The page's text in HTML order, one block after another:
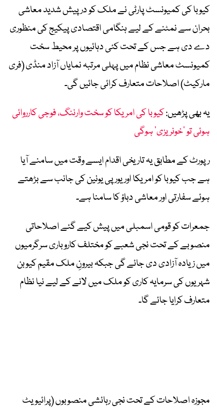
کیوبا کی کمیونسٹ پارٹی نے ملک کو درپیش شدید معاشی
بحران سے نمٹنے کے لیے ہنگامی اقتصادی پیکیج کی منظوری
دے دی ہے جس کے تحت کئی دہائیوں پر محیط سخت
کمیونسٹ معاشی نظام میں پہلی مرتبہ نمایاں آزاد منڈی (فری
مارکیٹ) اصلاحات متعارف کرائی جائیں گی۔
یہ بھی پڑھیں:کیوبا کی امریکا کو سخت وارننگ، فوجی کارروائی
ہوئی تو ’خونریزی‘ ہوگی
رپورٹ کے مطابق یہ تاریخی اقدام ایسے وقت میں سامنے آیا
ہے جب کیوبا کو امریکا اور یورپی یونین کی جانب سے بڑھتے
ہوئے سفارتی اور معاشی دباؤ کا سامنا ہے۔
جمعرات کو قومی اسمبلی میں پیش کیے گئے اصلاحاتی
منصوبے کے تحت نجی شعبے کو مختلف کاروباری سرگرمیوں
میں زیادہ آزادی دی جائے گی جبکہ بیرونِ ملک مقیم کیوبن
شہریوں کی سرمایہ کاری کو ملک میں لانے کے لیے نیا نظام
متعارف کرایا جائے گا۔
مجوزہ اصلاحات کے تحت نجی رہائشی منصوبوں (پرائیویٹ